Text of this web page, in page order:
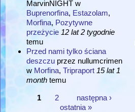
MarvinNIGHT w
Buprenorfina, Estazolam,
Morfina, Pozytywne
przeżycie 12 lat 2 tygodnie
temu
Przed nami tylko ściana
deszczu przez nullumcrimen
w Morfina, Tripraport 15 lat 1
monthtemu
1 2
następna ›
ostatnia »